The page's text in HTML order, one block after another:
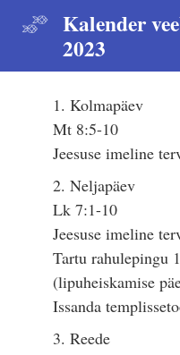
Kalender
2023
1. Kolmapäev
Mt 8:5-10
Jeesuse imeline
2. Neljapäev
Lk 7:1-10
Jeesuse imeline
Tartu rahulepingu
(lipuheiskamise
Issanda
3. Reede